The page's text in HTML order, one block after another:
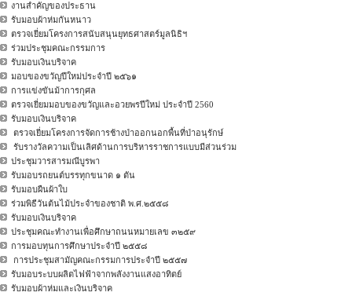
งานสำคัญของประธาน
รับมอบผ้าห่มกันหนาว
ตรวจเยี่ยมโครงการสนับสนุนยุทธศาสตร์มูลนิธิฯ
ร่วมประชุมคณะกรรมการ
รับมอบเงินบริจาค
มอบของขวัญปีใหม่ประจำปี ๒๕๖๑
การแข่งขันม้าการกุศล
ตรวจเยี่ยมมอบของขวัญและอวยพรปีใหม่ ประจำปี 2560
รับมอบเงินบริจาค
ตรวจเยี่ยมโครงการจัดการช้างป่าออกนอกพื้นที่ป่าอนุรักษ์
รับรางวัลความเป็นเลิศด้านการบริหารราชการแบบมีส่วนร่วม
ประชุมวารสารมณีบูรพา
รับมอบรถยนต์บรรทุกขนาด ๑ ตัน
รับมอบผืนผ้าใบ
ร่วมพิธีวันต้นไม้ประจำของชาติ พ.ศ.๒๕๕๘
รับมอบเงินบริจาค
ประชุมคณะทำงานเพื่อศึกษาถนนหมายเลข ๓๒๕๙
การมอบทุนการศึกษาประจำปี ๒๕๕๘
การประชุมสามัญคณะกรรมการประจำปี ๒๕๕๗
รับมอบระบบผลิตไฟฟ้าจากพลังงานแสงอาทิตย์
รับมอบผ้าห่มและเงินบริจาค